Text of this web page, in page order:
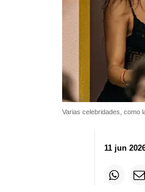
Varias celebridades, como
11 jun